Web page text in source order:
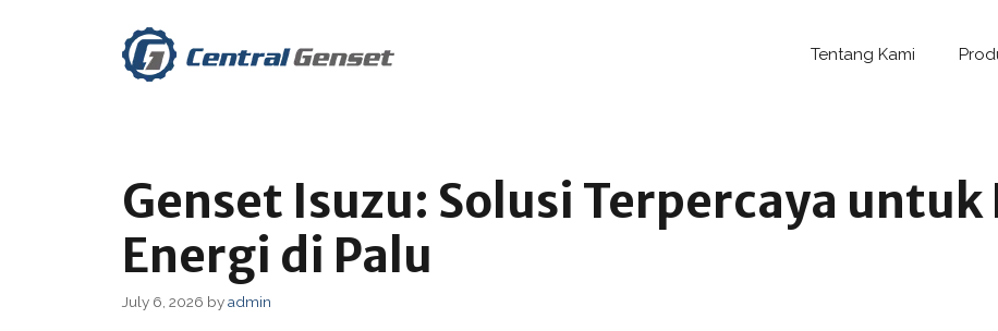
Tentang Kami
Genset Isuzu: Solusi Terpercaya
Energi di Palu
July 6, 2026 byadmin